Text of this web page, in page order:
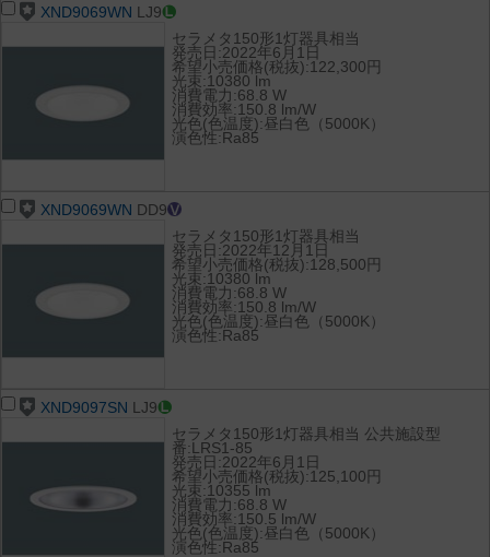
XND9069WN LJ9
セラメタ150形1灯器具相当
発売日:2022年6月1日
希望小売価格(税抜):122,300円
光束:10380 lm
消費電力:68.8 W
消費効率:150.8 lm/W
光色(色温度):昼白色（5000K）
演色性:Ra85
XND9069WN DD9
セラメタ150形1灯器具相当
発売日:2022年12月1日
希望小売価格(税抜):128,500円
光束:10380 lm
消費電力:68.8 W
消費効率:150.8 lm/W
光色(色温度):昼白色（5000K）
演色性:Ra85
XND9097SN LJ9
セラメタ150形1灯器具相当 公共施設型
番:LRS1-85
発売日:2022年6月1日
希望小売価格(税抜):125,100円
光束:10355 lm
消費電力:68.8 W
消費効率:150.5 lm/W
光色(色温度):昼白色（5000K）
演色性:Ra85